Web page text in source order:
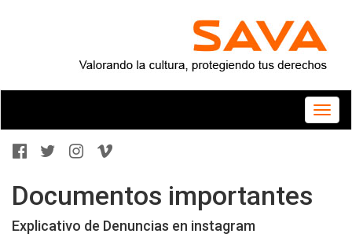
Toggle
Documentos importantes
Explicativo de Denuncias en instagram